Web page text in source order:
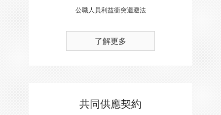
公職人員利益衝突迴避法
了解更多
共同供應契約